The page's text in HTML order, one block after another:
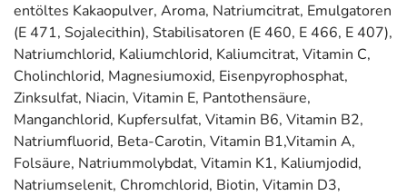
entöltes Kakaopulver, Aroma, Natriumcitrat, Emulgatoren
(E 471, Sojalecithin), Stabilisatoren (E 460, E 466, E 407),
Natriumchlorid, Kaliumchlorid, Kaliumcitrat, Vitamin C,
Cholinchlorid, Magnesiumoxid, Eisenpyrophosphat,
Zinksulfat, Niacin, Vitamin E, Pantothensäure,
Manganchlorid, Kupfersulfat, Vitamin B6, Vitamin B2,
Natriumfluorid, Beta-Carotin, Vitamin B1,Vitamin A,
Folsäure, Natriummolybdat, Vitamin K1, Kaliumjodid,
Natriumselenit, Chromchlorid, Biotin, Vitamin D3,